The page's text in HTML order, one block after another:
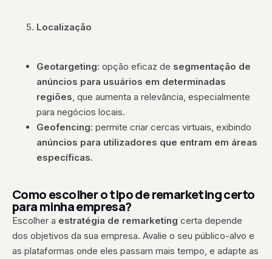
Localização
Geotargeting: opção eficaz de segmentação de
anúncios para usuários em determinadas
regiões , que aumenta a relevância, especialmente
para negócios locais.
Geofencing: permite criar cercas virtuais, exibindo
anúncios para utilizadores que entram em áreas
específicas.
Como escolher o tipo de remarketing certo
para minha empresa?
Escolher a estratégia de remarketing certa depende
dos objetivos da sua empresa. Avalie o seu público-alvo e
as plataformas onde eles passam mais tempo, e adapte as